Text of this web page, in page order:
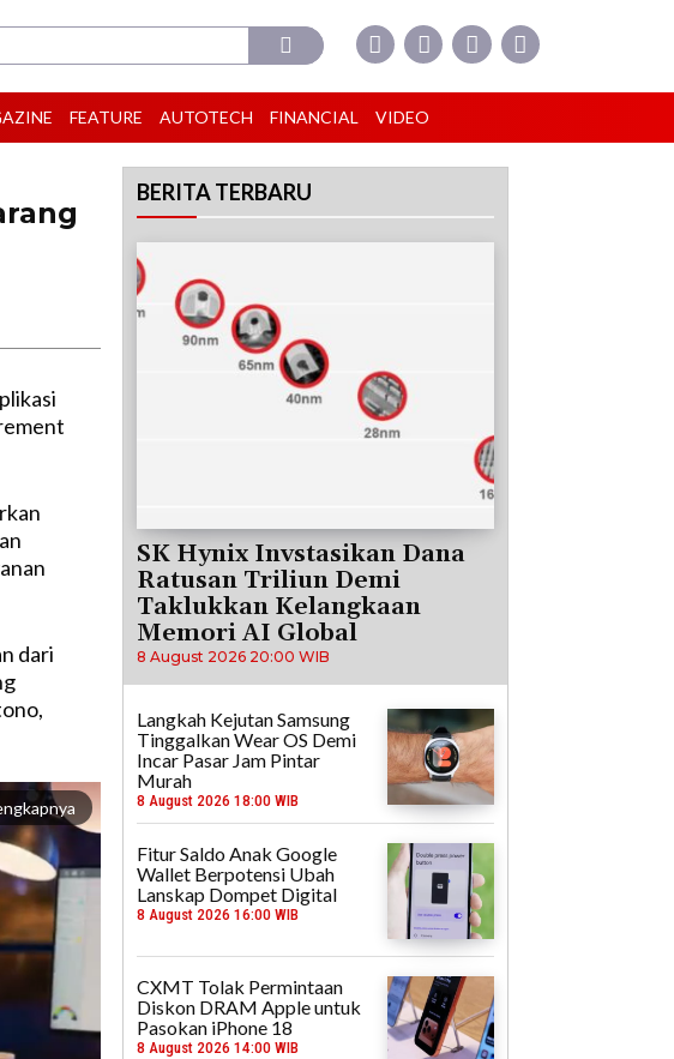
FEATURE AUTOTECH FINANCIAL VIDEO
dari
BERITA TERBARU
SK Hynix Invstasikan Dana
Ratusan Triliun Demi
Taklukkan Kelangkaan
Memori AI Global
8 August 2026 20:00 WIB
Langkah Kejutan Samsung
Tinggalkan Wear OS Demi
Incar Pasar Jam Pintar
Murah
8 August 2026 18:00 WIB
Fitur Saldo Anak Google
Wallet Berpotensi Ubah
Lanskap Dompet Digital
8 August 2026 16:00 WIB
CXMT Tolak Permintaan
Diskon DRAM Apple untuk
Pasokan iPhone 18
8 August 2026 14:00 WIB